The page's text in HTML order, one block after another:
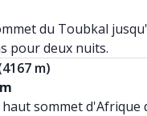
du Toubkal
pour deux nuits.
m)
sommet d'Afrique